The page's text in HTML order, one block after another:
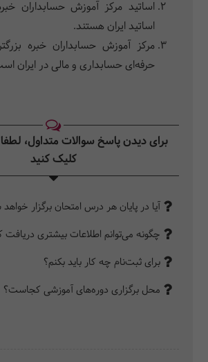
اساتید مرکز آموزش حسابداران
اساتید ایران هستند.
مرکز آموزش حسابداران خبره
حرفه‌ای حسابداری و مالی در ایران
برای دیدن پاسخ سوالات متداول،
کلیک کنید‎
آیا در پایان هر درس امتحان برگزار
چگونه می‌توانم اطلاعات بیشتری دریافت
برای ثبت‌نام چه کار باید بکنم؟
محل برگزاری دوره‌های آموزشی کجاست؟